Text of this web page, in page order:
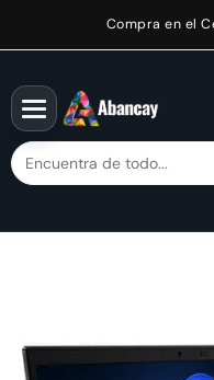
Compra en el